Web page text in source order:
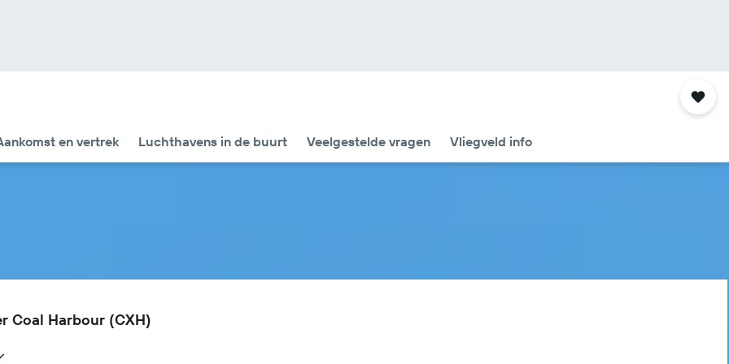
en vertrek Luchthavens in de buurt Veelgestelde vragen Vliegveld info
Coal Harbour (CXH)